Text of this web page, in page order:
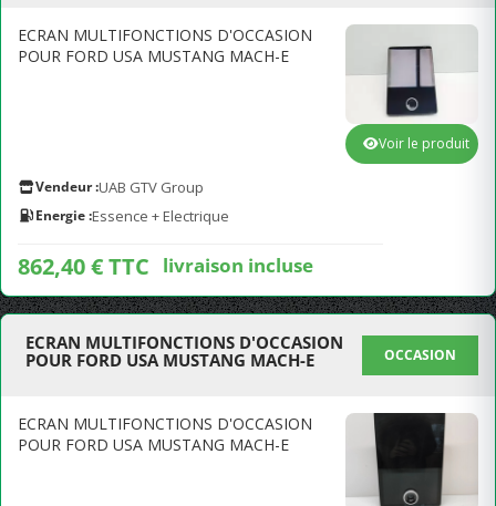
ECRAN MULTIFONCTIONS D'OCCASION
POUR FORD USA MUSTANG MACH-E
Vendeur :UAB GTV Group
Energie :Essence + Electrique
862,40 € TTC livraison incluse
Voir le produit
ECRAN MULTIFONCTIONS D'OCCASION
POUR FORD USA MUSTANG MACH-E
OCCASION
ECRAN MULTIFONCTIONS D'OCCASION
POUR FORD USA MUSTANG MACH-E